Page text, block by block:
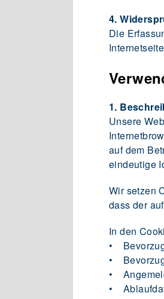
4.
Die
1.
Unsere
auf dem
eindeutige
Wir setzen
dass der
In den
•
•
•
•